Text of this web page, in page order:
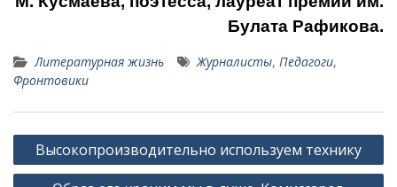
Булата Рафикова.
Литературная жизнь Журналисты, Педагоги,
Фронтовики
Навигация
по
Высокопроизводительно используем технику